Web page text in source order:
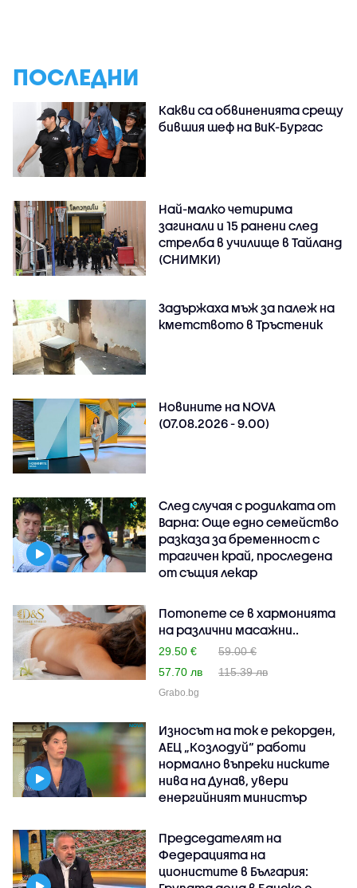
ПОСЛЕДНИ
Какви са обвиненията срещу
бившия шеф на ВиК-Бургас
Най-малко четирима
загинали и 15 ранени след
стрелба в училище в Тайланд
(СНИМКИ)
Задържаха мъж за палеж на
кметството в Тръстеник
Новините на NOVA
(07.08.2026 - 9.00)
След случая с родилката от
Варна: Още едно семейство
разказа за бременност с
трагичен край, проследена
от същия лекар
Потопете се в хармонията
на различни масажни..
29.50 €
59.00 €
57.70 лв
115.39 лв
Grabo.bg
Износът на ток е рекорден,
АЕЦ „Козлодуй“ работи
нормално въпреки ниските
нива на Дунав, увери
енергийният министър
Председателят на
Федерацията на
ционистите в България: